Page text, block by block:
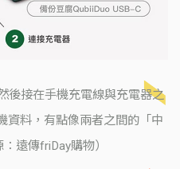
後接在手機充電線與充電器之
資料，有點像兩者之間的「中
遠傳friDay購物）